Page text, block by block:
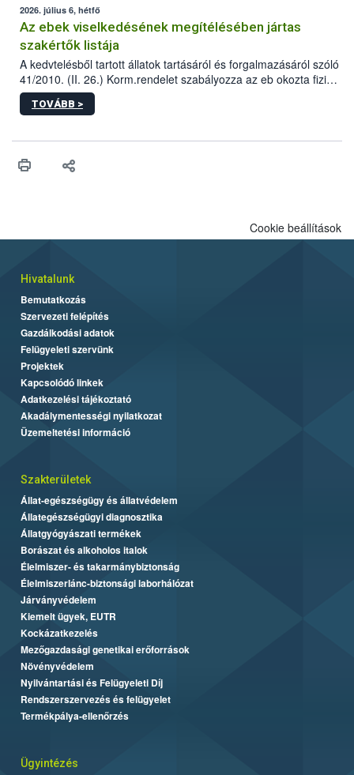
2026. július 6, hétfő
Az ebek viselkedésének megítélésében jártas
szakértők listája
A kedvtelésből tartott állatok tartásáról és forgalmazásáról szóló
41/2010. (II. 26.) Korm.rendelet szabályozza az eb okozta fizikai
sérülés, illetve ennek veszélye keletkezésekor felmerülő
hatósági feladatokat, valamint a veszélyes eb tartását és annak
vonni az ebek viselkedésének megítélésében jártas szakértőt.
TOVÁBB >
Cookie beállítások
Hivatalunk
Bemutatkozás
Szervezeti felépítés
Gazdálkodási adatok
Felügyeleti szervünk
Projektek
Kapcsolódó linkek
Adatkezelési tájékoztató
Akadálymentességi nyilatkozat
Üzemeltetési információ
Szakterületek
Állat-egészségügy és állatvédelem
Állategészségügyi diagnosztika
Állatgyógyászati termékek
Borászat és alkoholos italok
Élelmiszer- és takarmánybiztonság
Élelmiszerlánc-biztonsági laborhálózat
Járványvédelem
Kiemelt ügyek, EUTR
Kockázatkezelés
Mezőgazdasági genetikai erőforrások
Növényvédelem
Nyilvántartási és Felügyeleti Díj
Rendszerszervezés és felügyelet
Termékpálya-ellenőrzés
Ügyintézés